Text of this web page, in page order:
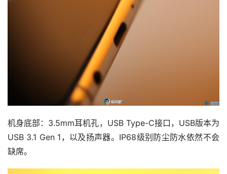
机身底部：3.5mm耳机孔，USB Type-C接口，USB版本为
USB 3.1 Gen 1，以及扬声器。IP68级别防尘防水依然不会
缺席。